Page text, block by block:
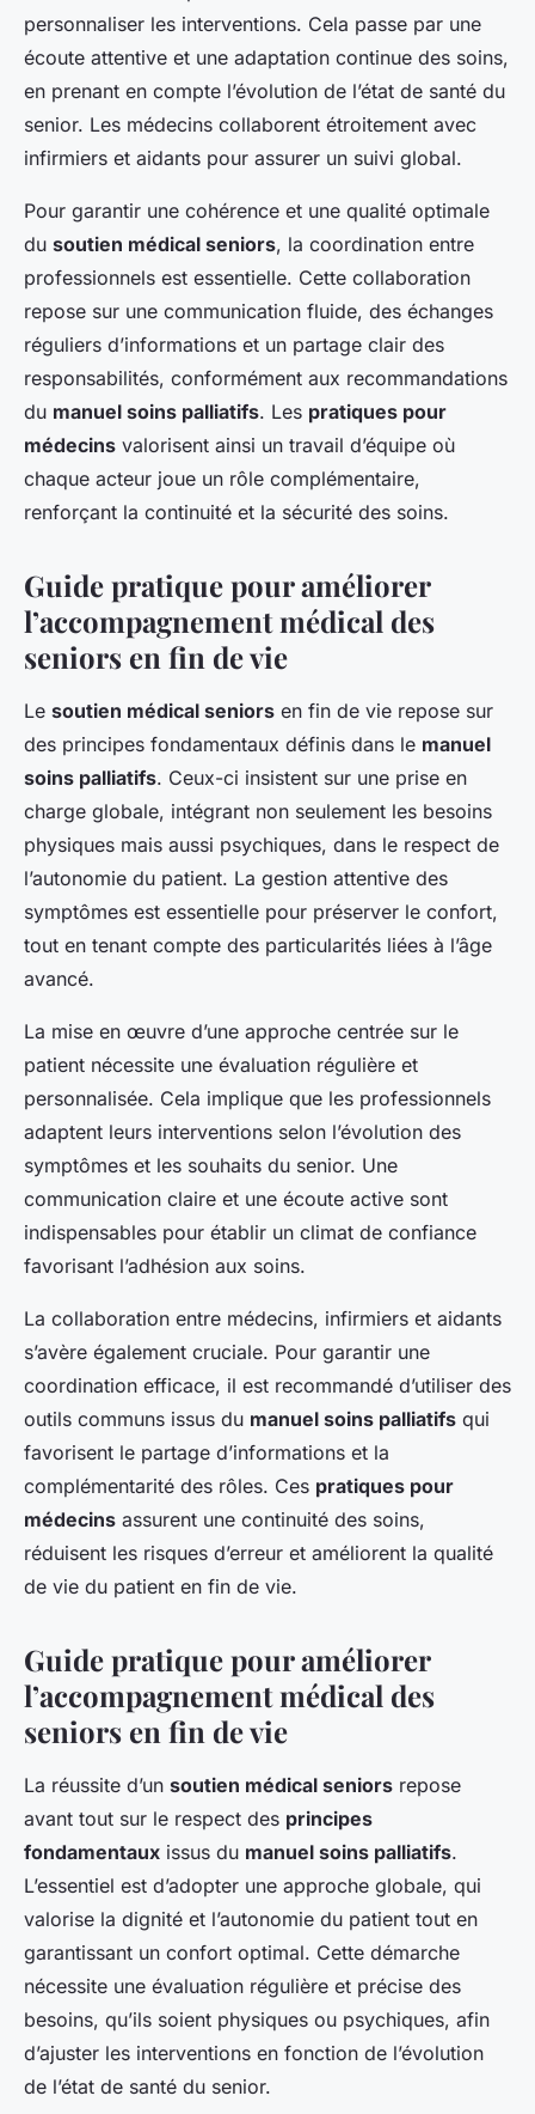
personnaliser les interventions. Cela passe par une
écoute attentive et une adaptation continue des soins,
en prenant en compte l’évolution de l’état de santé du
senior. Les médecins collaborent étroitement avec
infirmiers et aidants pour assurer un suivi global.
Pour garantir une cohérence et une qualité optimale
du soutien médical seniors, la coordination entre
professionnels est essentielle. Cette collaboration
repose sur une communication fluide, des échanges
réguliers d’informations et un partage clair des
responsabilités, conformément aux recommandations
du manuel soins palliatifs. Les pratiques pour
médecins valorisent ainsi un travail d’équipe où
chaque acteur joue un rôle complémentaire,
renforçant la continuité et la sécurité des soins.
Guide pratique pour améliorer
l’accompagnement médical des
seniors en fin de vie
Le soutien médical seniors en fin de vie repose sur
des principes fondamentaux définis dans le manuel
soins palliatifs. Ceux-ci insistent sur une prise en
charge globale, intégrant non seulement les besoins
physiques mais aussi psychiques, dans le respect de
l’autonomie du patient. La gestion attentive des
symptômes est essentielle pour préserver le confort,
tout en tenant compte des particularités liées à l’âge
avancé.
La mise en œuvre d’une approche centrée sur le
patient nécessite une évaluation régulière et
personnalisée. Cela implique que les professionnels
adaptent leurs interventions selon l’évolution des
symptômes et les souhaits du senior. Une
communication claire et une écoute active sont
indispensables pour établir un climat de confiance
favorisant l’adhésion aux soins.
La collaboration entre médecins, infirmiers et aidants
s’avère également cruciale. Pour garantir une
coordination efficace, il est recommandé d’utiliser des
outils communs issus du manuel soins palliatifs qui
favorisent le partage d’informations et la
complémentarité des rôles. Ces pratiques pour
médecins assurent une continuité des soins,
réduisent les risques d’erreur et améliorent la qualité
de vie du patient en fin de vie.
Guide pratique pour améliorer
l’accompagnement médical des
seniors en fin de vie
La réussite d’un soutien médical seniors repose
avant tout sur le respect des principes
fondamentaux issus du manuel soins palliatifs.
L’essentiel est d’adopter une approche globale, qui
valorise la dignité et l’autonomie du patient tout en
garantissant un confort optimal. Cette démarche
nécessite une évaluation régulière et précise des
besoins, qu’ils soient physiques ou psychiques, afin
d’ajuster les interventions en fonction de l’évolution
de l’état de santé du senior.